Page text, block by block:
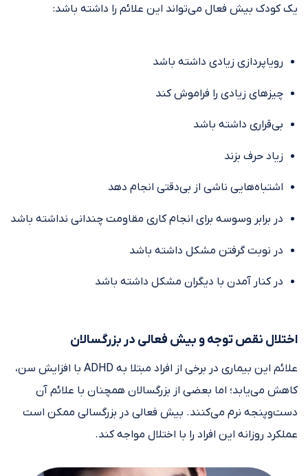
یک کودک بیش فعال می‌تواند این علائم را داشته باشد:
رویاپردازی زیادی داشته باشد
چیزهای زیادی را فراموش کند
بی‌قراری داشته باشد
زیاد حرف بزند
اشتباه‌هایی ناشی از بی‌دقتی انجام دهد
در برابر وسوسه برای انجام کاری مقاومت چندانی نداشته باشد
در نوبت گرفتن مشکل داشته باشد
در کنار آمدن با دیگران مشکل داشته باشد
اختلال نقص توجه و بیش فعالی در بزرگسالان
علائم این بیماری در برخی از افراد مبتلا به ADHD با افزایش سن،
کاهش می‌یابد؛ اما بعضی از بزرگسالان همچنان با علائم آن
دست‌وپنجه نرم می‌کنند. بیش فعالی در بزرگسالی ممکن است
عملکرد روزانه این افراد را با اختلال مواجه کند.